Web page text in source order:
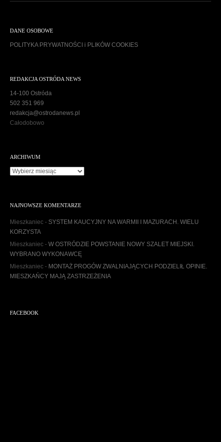
DANE OSOBOWE
POLITYKA PRYWATNOŚCI i PLIKÓW COOKIES
REDAKCJA OSTRÓDA NEWS
14-100 Ostróda
502 351 969
redakcja@ostrodanews.pl
Całodobowo
ARCHIWUM
A
w
u
NAJNOWSZE KOMENTARZE
Mieszkaniec - SYSTEM KAUCYJNY NA WARMII I MAZURACH. WIELU
KORZYSTA
Mieszkaniec - W OSTRÓDZIE POWSTANIE NOWY SZALET MIEJSKI.
WYBRANO WYKONAWCĘ
Mieszkaniec - MONTAŻ PROGÓW ZWALNIAJĄCYCH PODZIELIŁ OPINIE.
MIESZKAŃCY MAJĄ ZASTRZEŻENIA
FACEBOOK